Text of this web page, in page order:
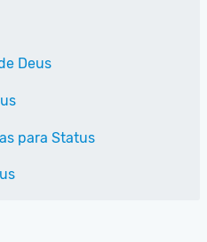
Deus
para Status